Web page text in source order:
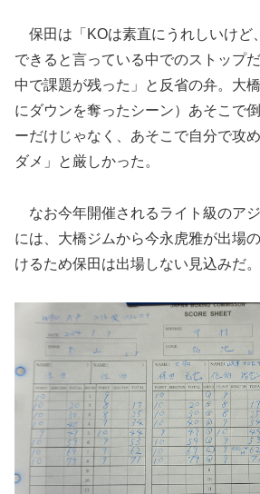
保田は「KOは素直にうれしいけど
できると言っている中でのストップ
中で課題が残った」と反省の弁。大
にダウンを奪ったシーン）あそこで
ーだけじゃなく、あそこで自分で攻
ダメ」と厳しかった。
なお今年開催されるライト級のア
には、大橋ジムから今永虎雅が出場
けるため保田は出場しない見込みだ。